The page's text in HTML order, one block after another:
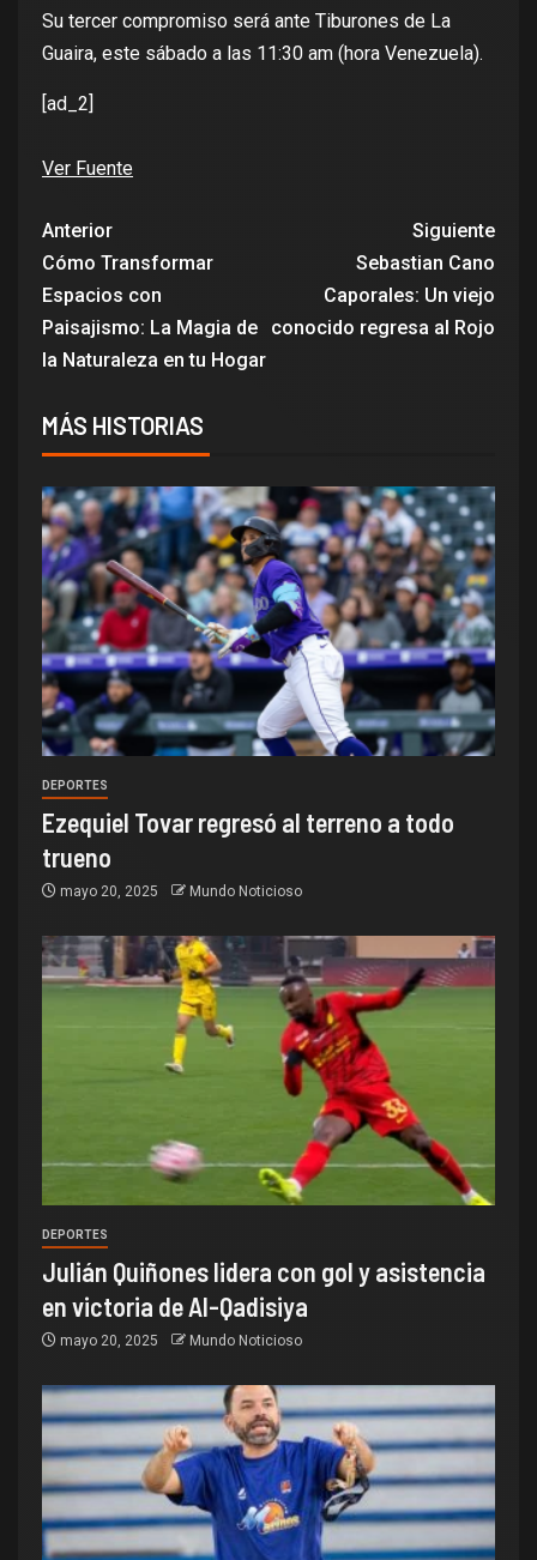
Su tercer compromiso será ante Tiburones de La
Guaira, este sábado a las 11:30 am (hora Venezuela).
[ad_2]
Ver Fuente
Anterior
Cómo Transformar
Espacios con
Paisajismo: La Magia de
la Naturaleza en tu Hogar
Siguiente
Sebastian Cano
Caporales: Un viejo
conocido regresa al Rojo
MÁS HISTORIAS
DEPORTES
Ezequiel Tovar regresó al terreno a todo
trueno
mayo 20, 2025 Mundo Noticioso
DEPORTES
Julián Quiñones lidera con gol y asistencia
en victoria de Al-Qadisiya
mayo 20, 2025 Mundo Noticioso